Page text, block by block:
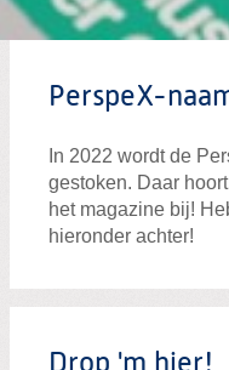
Terugkoppeling OCW
Dit pakt mij
Reactie
Studenten en starters
PerspeX-
In 2022 wordt de
gestoken. Daar
het magazine bij!
hieronder achter!
Drop 'm hier!